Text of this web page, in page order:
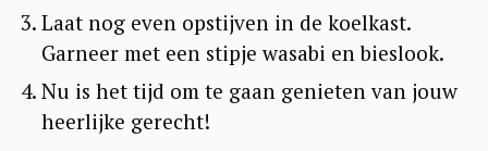
Laat nog even opstijven in de koelkast.
Garneer met een stipje wasabi en bieslook.
Nu is het tijd om te gaan genieten van jouw
heerlijke gerecht!